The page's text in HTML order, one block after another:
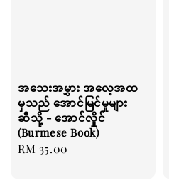
အသေးအမွှား အလေ့အထ
မှသည် အောင်မြင်မှုများ
ဆီသို့ - အောင်လှိုင်
(Burmese Book)
Regular
RM 35.00